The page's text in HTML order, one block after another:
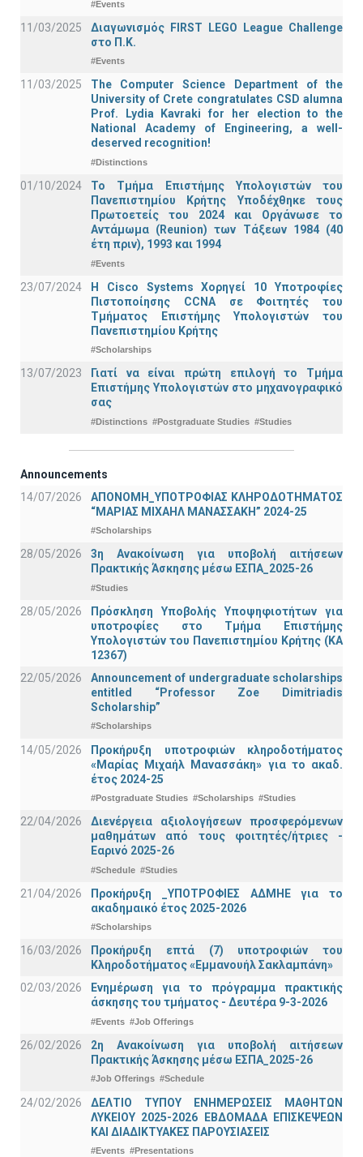
#Events
11/03/2025
Διαγωνισμός FIRST LEGO League Challenge
στο Π.Κ.
#Events
11/03/2025
The Computer Science Department of the
University of Crete congratulates CSD alumna
Prof. Lydia Kavraki for her election to the
National Academy of Engineering, a well-
deserved recognition!
#Distinctions
01/10/2024
Το Τμήμα Επιστήμης Υπολογιστών του
Πανεπιστημίου Κρήτης Υποδέχθηκε τους
Πρωτοετείς του 2024 και Οργάνωσε το
Αντάμωμα (Reunion) των Τάξεων 1984 (40
έτη πριν), 1993 και 1994
#Events
23/07/2024
Η Cisco Systems Χορηγεί 10 Υποτροφίες
Πιστοποίησης CCNA σε Φοιτητές του
Τμήματος Επιστήμης Υπολογιστών του
Πανεπιστημίου Κρήτης
#Scholarships
13/07/2023
Γιατί να είναι πρώτη επιλογή το Τμήμα
Επιστήμης Υπολογιστών στο μηχανογραφικό
σας
#Distinctions #Postgraduate Studies #Studies
Announcements
14/07/2026
ΑΠΟΝΟΜΗ_ΥΠΟΤΡΟΦΙΑΣ ΚΛΗΡΟΔΟΤΗΜΑΤΟΣ
“ΜΑΡΙΑΣ ΜΙΧΑΗΛ ΜΑΝΑΣΣΑΚΗ” 2024-25
#Scholarships
28/05/2026
3η Ανακοίνωση για υποβολή αιτήσεων
Πρακτικής Άσκησης μέσω ΕΣΠΑ_2025-26
#Studies
28/05/2026
Πρόσκληση Υποβολής Υποψηφιοτήτων για
υποτροφίες στο Τμήμα Επιστήμης
Υπολογιστών του Πανεπιστημίου Κρήτης (ΚΑ
12367)
22/05/2026
Announcement of undergraduate scholarships
entitled “Professor Zoe Dimitriadis
Scholarship”
#Scholarships
14/05/2026
Προκήρυξη υποτροφιών κληροδοτήματος
«Μαρίας Μιχαήλ Μανασσάκη» για το ακαδ.
έτος 2024-25
#Postgraduate Studies #Scholarships #Studies
22/04/2026
Διενέργεια αξιολογήσεων προσφερόμενων
μαθημάτων από τους φοιτητές/ήτριες -
Εαρινό 2025-26
#Schedule #Studies
21/04/2026
Προκήρυξη _ΥΠΟΤΡΟΦΙΕΣ ΑΔΜΗΕ για το
ακαδημαικό έτος 2025-2026
#Scholarships
16/03/2026
Προκήρυξη επτά (7) υποτροφιών του
Κληροδοτήματος «Εμμανουήλ Σακλαμπάνη»
02/03/2026
Ενημέρωση για το πρόγραμμα πρακτικής
άσκησης του τμήματος - Δευτέρα 9-3-2026
#Events #Job Offerings
26/02/2026
2η Ανακοίνωση για υποβολή αιτήσεων
Πρακτικής Άσκησης μέσω ΕΣΠΑ_2025-26
#Job Offerings #Schedule
24/02/2026
ΔΕΛΤΙΟ ΤΥΠΟΥ ΕΝΗΜΕΡΩΣΕΙΣ ΜΑΘΗΤΩΝ
ΛΥΚΕΙΟΥ 2025-2026 ΕΒΔΟΜΑΔΑ ΕΠΙΣΚΕΨΕΩΝ
ΚΑΙ ΔΙΑΔΙΚΤΥΑΚΕΣ ΠΑΡΟΥΣΙΑΣΕΙΣ
#Events #Presentations